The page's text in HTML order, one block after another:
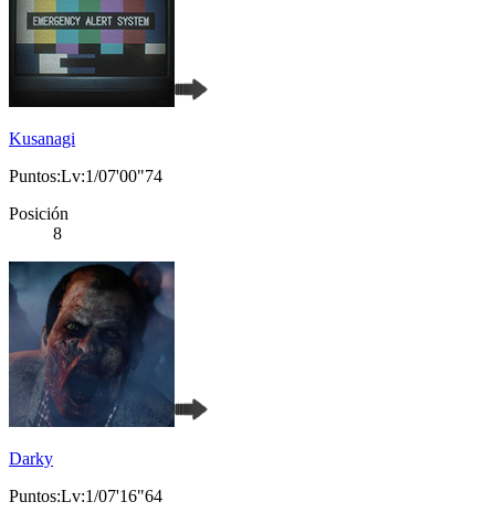
Kusanagi
Puntos:Lv:1/07'00"74
Posición
8
Darky
Puntos:Lv:1/07'16"64